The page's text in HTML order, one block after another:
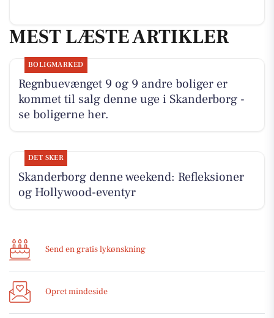
MEST LÆSTE ARTIKLER
BOLIGMARKED
Regnbuevænget 9 og 9 andre boliger er
kommet til salg denne uge i Skanderborg -
se boligerne her.
DET SKER
Skanderborg denne weekend: Refleksioner
og Hollywood-eventyr
Send en gratis lykønskning
Opret mindeside